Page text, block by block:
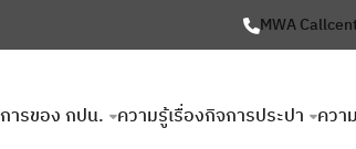
MWA
ารของ กปน. ความรู้เรื่องกิจการประปา ควา